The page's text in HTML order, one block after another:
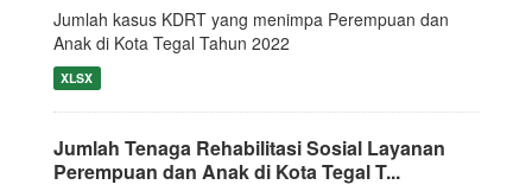
Jumlah kasus KDRT yang menimpa Perempuan dan
Anak di Kota Tegal Tahun 2022
XLSX
Jumlah Tenaga Rehabilitasi Sosial Layanan
Perempuan dan Anak di Kota Tegal T...